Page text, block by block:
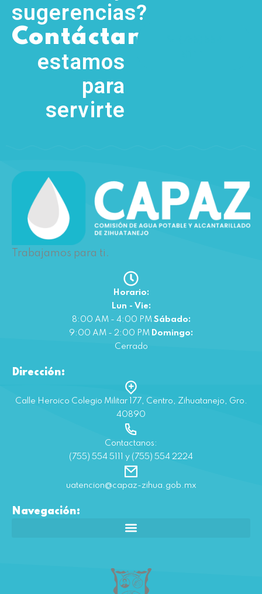
sugerencias?
Contáctanos
estamos
para
servirte
Trabajamos para ti.
Horario:
Lun - Vie:
8:00 AM - 4:00 PM Sábado:
9:00 AM - 2:00 PM Domingo:
Cerrado
Dirección:
Calle Heroico Colegio Militar 177, Centro, Zihuatanejo, Gro.
40890
Contactanos:
(755) 554 5111 y (755) 554 2224
uatencion@capaz-zihua.gob.mx
Navegación: